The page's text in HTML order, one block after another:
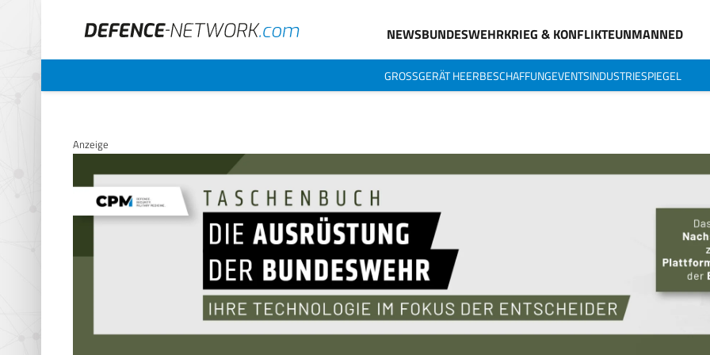
NEWSBUNDESWEHRKRIEG & KONFLIKTEUNMANNED
GROSSGERÄT HEERBESCHAFFUNGEVENTSINDUSTRIESPIEGEL
Anzeige